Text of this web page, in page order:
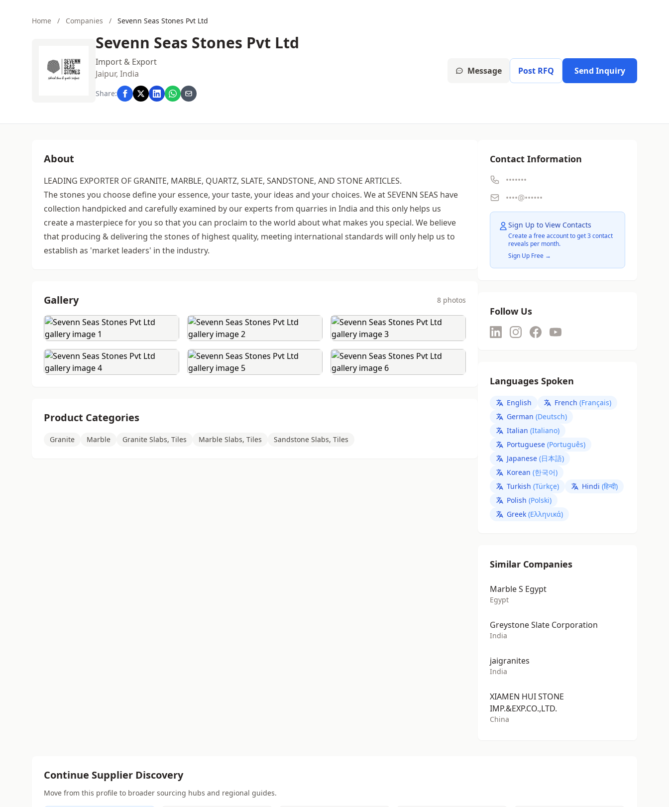
Home / Companies / Sevenn Seas Stones Pvt Ltd
Sevenn Seas Stones Pvt Ltd
Import & Export
Jaipur, India
Share:
Message Post RFQ Send Inquiry
About
LEADING EXPORTER OF GRANITE, MARBLE, QUARTZ, SLATE, SANDSTONE, AND STONE ARTICLES.
The stones you choose define your essence, your taste, your ideas and your choices. We at SEVENN SEAS have
collection handpicked and carefully examined by our experts from quarries in India and this only helps us
create a masterpiece for you so that you can proclaim to the world about what makes you special. We believe
that producing & delivering the stones of highest quality, meeting international standards will only help us to
establish as 'market leaders' in the industry.
Gallery 8 photos
Product Categories
Granite Marble Granite Slabs, Tiles Marble Slabs, Tiles Sandstone Slabs, Tiles
Contact Information
•••••••
••••@••••••
Sign Up to View Contacts
Create a free account to get 3 contact
reveals per month.
Sign Up Free →
Follow Us
Languages Spoken
English French (Français)
German (Deutsch)
Italian (Italiano)
Portuguese (Português)
Japanese (日本語)
Korean (한국어)
Turkish (Türkçe) Hindi (हिन्दी)
Polish (Polski)
Greek (Ελληνικά)
Similar Companies
Marble S Egypt
Egypt
Greystone Slate Corporation
India
jaigranites
India
XIAMEN HUI STONE
IMP.&EXP.CO.,LTD.
China
Continue Supplier Discovery
Move from this profile to broader sourcing hubs and regional guides.